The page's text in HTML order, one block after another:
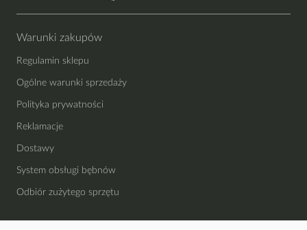
Warunki zakupów
Regulamin sklepu
Ogólne warunki sprzedaży
Polityka prywatności
Reklamacje
Dostawy
System obsługi bębnów
Odbiór zużytego sprzętu